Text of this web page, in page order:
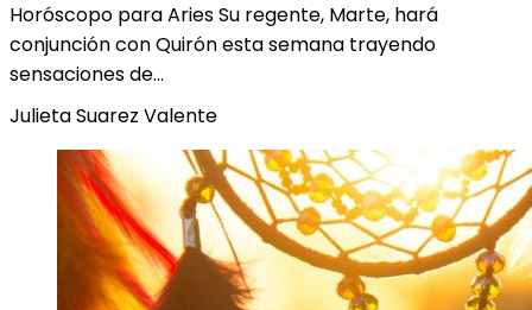
Horóscopo para Aries Su regente, Marte, hará
conjunción con Quirón esta semana trayendo
sensaciones de…
Julieta Suarez Valente